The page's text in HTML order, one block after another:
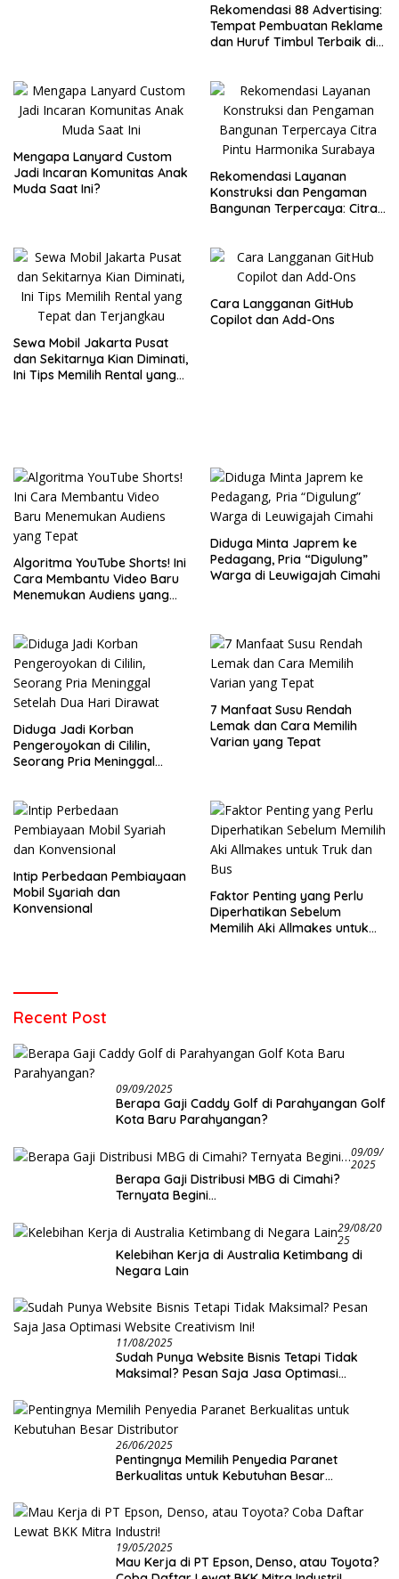
Rekomendasi 88 Advertising:
Tempat Pembuatan Reklame
dan Huruf Timbul Terbaik di
Mengapa Lanyard Custom
Jadi Incaran Komunitas Anak
Muda Saat Ini?
Rekomendasi Layanan
Konstruksi dan Pengaman
Bangunan Terpercaya: Citra
Sewa Mobil Jakarta Pusat
dan Sekitarnya Kian Diminati,
Ini Tips Memilih Rental yang
Cara Langganan GitHub
Copilot dan Add-Ons
Algoritma YouTube Shorts! Ini
Cara Membantu Video Baru
Menemukan Audiens yang
Diduga Minta Japrem ke
Pedagang, Pria “Digulung”
Warga di Leuwigajah Cimahi
Diduga Jadi Korban
Pengeroyokan di Cililin,
Seorang Pria Meninggal
7 Manfaat Susu Rendah
Lemak dan Cara Memilih
Varian yang Tepat
Intip Perbedaan Pembiayaan
Mobil Syariah dan
Konvensional
Faktor Penting yang Perlu
Diperhatikan Sebelum
Memilih Aki Allmakes untuk
Recent Post
09/09/2025
Berapa Gaji Caddy Golf di Parahyangan Golf
Kota Baru Parahyangan?
09/09/
2025
Berapa Gaji Distribusi MBG di Cimahi?
Ternyata Begini…
29/08/20
25
Kelebihan Kerja di Australia Ketimbang di
Negara Lain
11/08/2025
Sudah Punya Website Bisnis Tetapi Tidak
Maksimal? Pesan Saja Jasa Optimasi
26/06/2025
Pentingnya Memilih Penyedia Paranet
Berkualitas untuk Kebutuhan Besar
19/05/2025
Mau Kerja di PT Epson, Denso, atau Toyota?